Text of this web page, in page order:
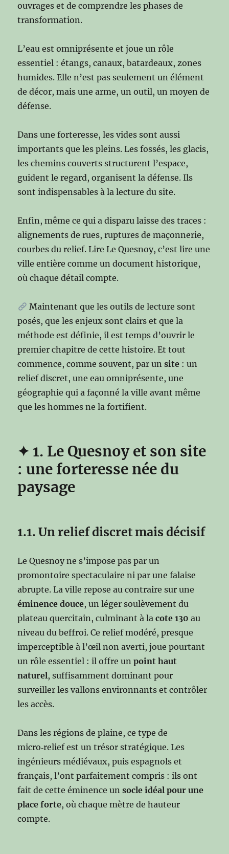
ouvrages et de comprendre les phases de
transformation.
L’eau est omniprésente et joue un rôle
essentiel : étangs, canaux, batardeaux, zones
humides. Elle n’est pas seulement un élément
de décor, mais une arme, un outil, un moyen de
défense.
Dans une forteresse, les vides sont aussi
importants que les pleins. Les fossés, les glacis,
les chemins couverts structurent l’espace,
guident le regard, organisent la défense. Ils
sont indispensables à la lecture du site.
Enfin, même ce qui a disparu laisse des traces :
alignements de rues, ruptures de maçonnerie,
courbes du relief. Lire Le Quesnoy, c’est lire une
ville entière comme un document historique,
où chaque détail compte.
Maintenant que les outils de lecture sont
posés, que les enjeux sont clairs et que la
méthode est définie, il est temps d’ouvrir le
premier chapitre de cette histoire. Et tout
commence, comme souvent, par unsite : un
relief discret, une eau omniprésente, une
géographie qui a façonné la ville avant même
que les hommes ne la fortifient.
✦ 1. Le Quesnoy et son site
: une forteresse née du
paysage
1.1. Un relief discret mais décisif
Le Quesnoy ne s’impose pas par un
promontoire spectaculaire ni par une falaise
abrupte. La ville repose au contraire sur une
éminence douce, un léger soulèvement du
plateau quercitain, culminant à lacote 130 au
niveau du beffroi. Ce relief modéré, presque
imperceptible à l’œil non averti, joue pourtant
un rôle essentiel : il offre unpoint haut
naturel, suffisamment dominant pour
surveiller les vallons environnants et contrôler
les accès.
Dans les régions de plaine, ce type de
micro‑relief est un trésor stratégique. Les
ingénieurs médiévaux, puis espagnols et
français, l’ont parfaitement compris : ils ont
fait de cette éminence unsocle idéal pour une
place forte, où chaque mètre de hauteur
compte.